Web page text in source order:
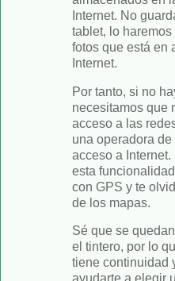
Internet. No
tablet, lo
fotos que está en
Internet.
Por tanto, si no
necesitamos que
acceso a las
una operadora de
acceso a
esta
con GPS y te
de los mapas.
Sé que se
el tintero, por lo
tiene continuidad